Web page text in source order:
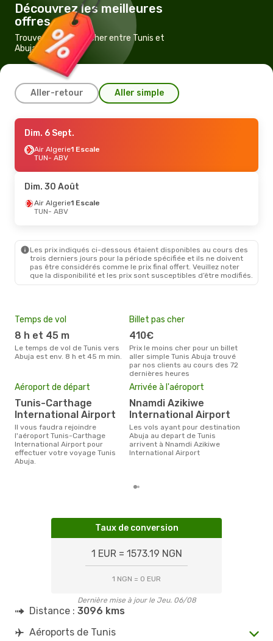
Découvrez les meilleures
offres
Trouvez un vol pas cher entre Tunis et
Abuja
Aller-retour Aller simple
Dim. 30 Août
Air Algerie1 Escale
TUN- ABV
ABV- TUN
Dim. 6 Sept.
Air Algerie1 Escale
TUN- ABV
Dim. 30 Août
Air Algerie1 Escale
TUN- ABV
Les prix indiqués ci-dessous étaient disponibles au cours des
trois derniers jours pour la période spécifiée et ils ne doivent
pas être considérés comme le prix final offert. Veuillez noter
que la disponibilité et les prix sont susceptibles d’être modifiés.
Temps de vol
8 h et 45 m
Le temps de vol de Tunis vers
Abuja est env. 8 h et 45 m min.
Billet pas cher
410€
Prix le moins cher pour un billet
aller simple Tunis Abuja trouvé
par nos clients au cours des 72
dernières heures
Aéroport de départ
Tunis-Carthage
International Airport
Il vous faudra rejoindre
l'aéroport Tunis-Carthage
International Airport pour
effectuer votre voyage Tunis
Abuja.
Arrivée à l'aéroport
Nnamdi Azikiwe
International Airport
Les vols ayant pour destination
Abuja au depart de Tunis
arrivent à Nnamdi Azikiwe
International Airport
Taux de conversion
1 EUR = 1573.19 NGN
1 NGN = 0 EUR
Dernière mise à jour le Jeu. 06/08
Distance : 3096 kms
Aéroports de Tunis